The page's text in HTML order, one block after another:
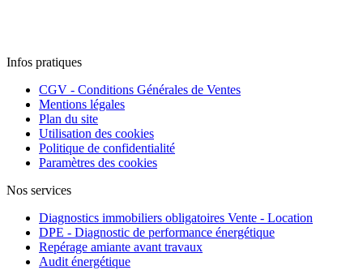
Infos pratiques
CGV - Conditions Générales de Ventes
Mentions légales
Plan du site
Utilisation des cookies
Politique de confidentialité
Paramètres des cookies
Nos services
Diagnostics immobiliers obligatoires Vente - Location
DPE - Diagnostic de performance énergétique
Repérage amiante avant travaux
Audit énergétique